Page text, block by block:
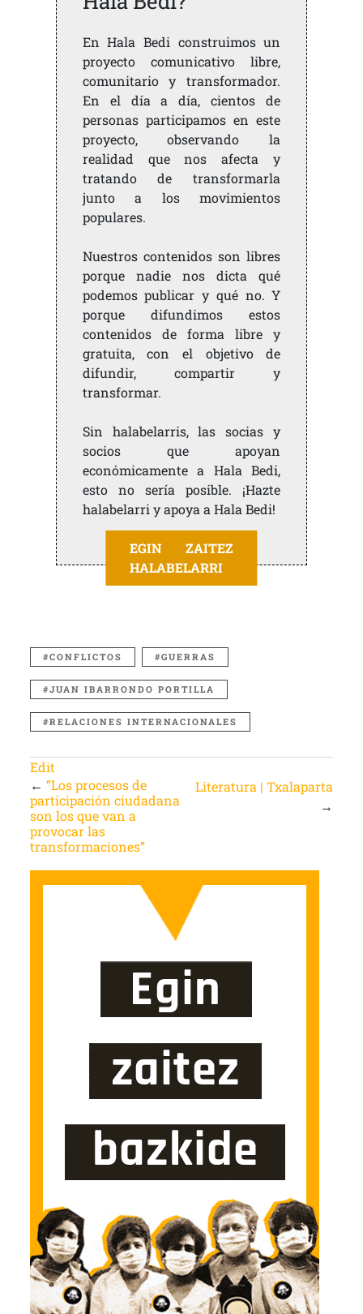
En Hala Bedi construimos un
proyecto comunicativo libre,
comunitario y transformador.
En el día a día, cientos de
personas participamos en este
proyecto, observando la
realidad que nos afecta y
tratando de transformarla
junto a los movimientos
populares.
Nuestros contenidos son libres
porque nadie nos dicta qué
podemos publicar y qué no. Y
porque difundimos estos
contenidos de forma libre y
gratuita, con el objetivo de
difundir, compartir y
transformar.
Sin halabelarris, las socias y
socios que apoyan
económicamente a Hala Bedi,
esto no sería posible. ¡Hazte
halabelarri y apoya a Hala Bedi!
EGIN ZAITEZ
HALABELARRI
CONFLICTOS GUERRAS
JUAN IBARRONDO PORTILLA
RELACIONES INTERNACIONALES
Edit
← “Los procesos de
participación ciudadana
son los que van a
provocar las
transformaciones”
Literatura | Txalaparta
→